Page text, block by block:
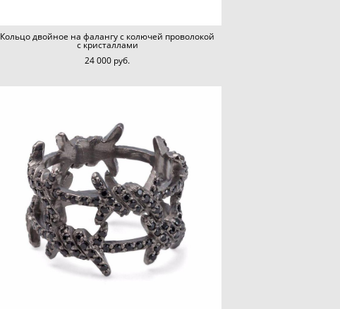
Кольцо двойное на фалангу с колючей проволокой
с кристаллами
24 000 pуб.